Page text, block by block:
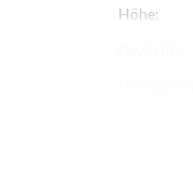
Höhe: